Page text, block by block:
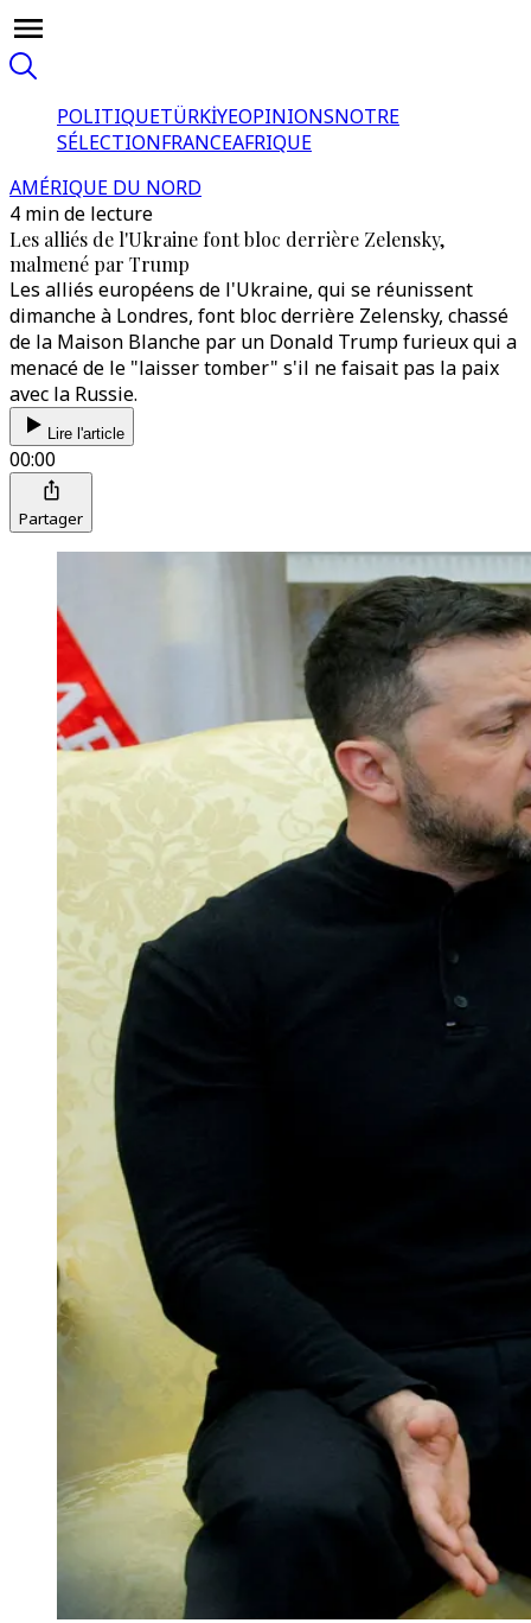
POLITIQUETÜRKİYEOPINIONSNOTRE
SÉLECTIONFRANCEAFRIQUE
AMÉRIQUE DU NORD
4 min de lecture
Les alliés de l'Ukraine font bloc derrière Zelensky,
malmené par Trump
Les alliés européens de l'Ukraine, qui se réunissent
dimanche à Londres, font bloc derrière Zelensky, chassé
de la Maison Blanche par un Donald Trump furieux qui a
menacé de le "laisser tomber" s'il ne faisait pas la paix
avec la Russie.
Lire l'article
00:00
Partager